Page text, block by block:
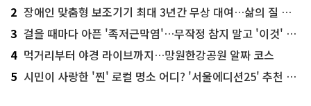
2 장애인 맞춤형 보조기기 최대 3년간 무상 대여…삶의 질 높인다
3 걸을 때마다 아픈 '족저근막염'…무작정 참지 말고 '이것' 해보세요!
4 먹거리부터 야경 라이브까지…망원한강공원 알짜 코스
5 시민이 사랑한 '찐' 로컬 명소 어디? '서울에디션25' 추천 코스